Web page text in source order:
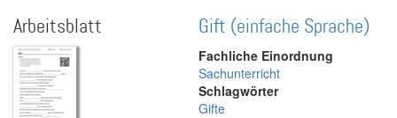
Arbeitsblatt Gift (einfache Sprache)
Fachliche Einordnung
Sachunterricht
Schlagwörter
Gifte